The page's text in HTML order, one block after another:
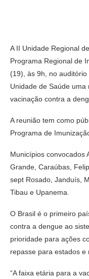
A II Unidade Regional
Programa Regional de
(19), às 9h, no
Unidade de Saúde
vacinação contra a
A reunião tem como
Programa de
Municípios convocados
Grande, Caraúbas,
sept Rosado, Janduís,
Tibau e Upanema.
O Brasil é o primeiro
contra a dengue ao
prioridade para ações
repasse para estados e
“A faixa etária para a